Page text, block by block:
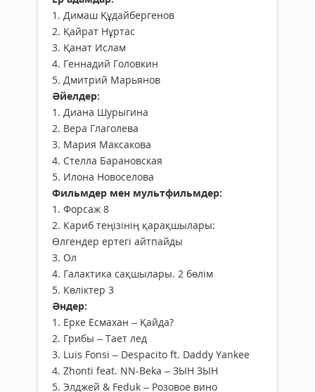
1. Димаш Құдайбергенов
2. Қайрат Нұртас
3. Қанат Ислам
4. Геннадий Головкин
5. Дмитрий Марьянов
Әйелдер:
1. Диана Шурыгина
2. Вера Глаголева
3. Мария Максакова
4. Стелла Барановская
5. Илона Новоселова
Фильмдер мен мультфильмдер:
1. Форсаж 8
2. Кариб теңізінің қарақшылары:
Өлгендер ертегі айтпайды
3. Ол
4. Галактика сақшылары. 2 бөлім
5. Көліктер 3​​​​
Әндер:
1. Ерке Есмахан – Қайда?
2. Грибы – Тает лед
3. Luis Fonsi – Despacito ft. Daddy Yankee
4. Zhonti feat. NN-Beka – ЗЫН ЗЫН
5. Элджей & Feduk – Розовое вино